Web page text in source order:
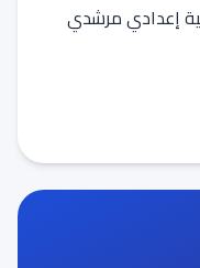
إعدادي مرشدي